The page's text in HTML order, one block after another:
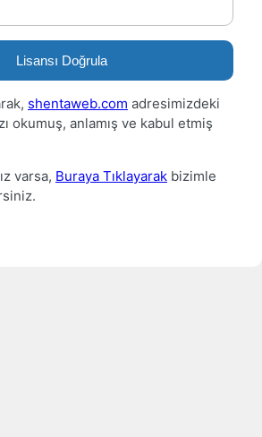
Lisansı Doğrula
shentaweb.com adresimizdeki
okumuş, anlamış ve kabul etmiş
varsa, Buraya Tıklayarak bizimle